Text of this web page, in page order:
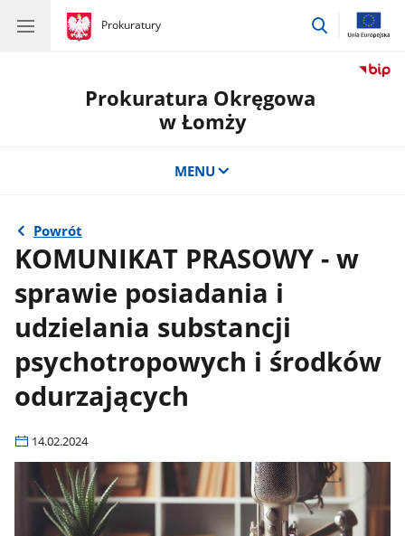
gov.pl
Prokuratury
gov.pl
Prokuratury
przejdź
Prokuratura Okręgowa
w Łomży
MENU
Powrót
KOMUNIKAT PRASOWY - w
sprawie posiadania i
udzielania substancji
psychotropowych i środków
odurzających
14.02.2024